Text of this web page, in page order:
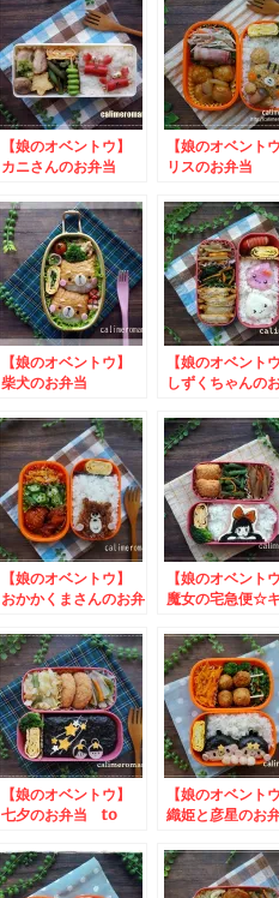
【娘のオベントウ】
カニさんのお弁当
【娘のオベント
リスのお弁当
【娘のオベントウ】
柴犬のお弁当
【娘のオベント
しずくちゃんの
ーズ写真投稿キ
ーン
【娘のオベントウ】
おかかくまさんのお弁
【娘のオベント
魔女の宅急便☆
バレンタインキ
ーン
【娘のオベントウ】
七夕のお弁当 to
ーン
【娘のオベント
織姫と彦星のお
トキャンペーン